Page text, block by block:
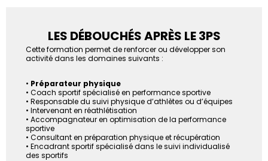
LES DÉBOUCHÉS APRÈS LE 3PS
Cette formation permet de renforcer ou développer son
activité dans les domaines suivants :
• Préparateur physique
• Coach sportif spécialisé en performance sportive
• Responsable du suivi physique d’athlètes ou d’équipes
• Intervenant en réathlétisation
• Accompagnateur en optimisation de la performance
sportive
• Consultant en préparation physique et récupération
• Encadrant sportif spécialisé dans le suivi individualisé
des sportifs